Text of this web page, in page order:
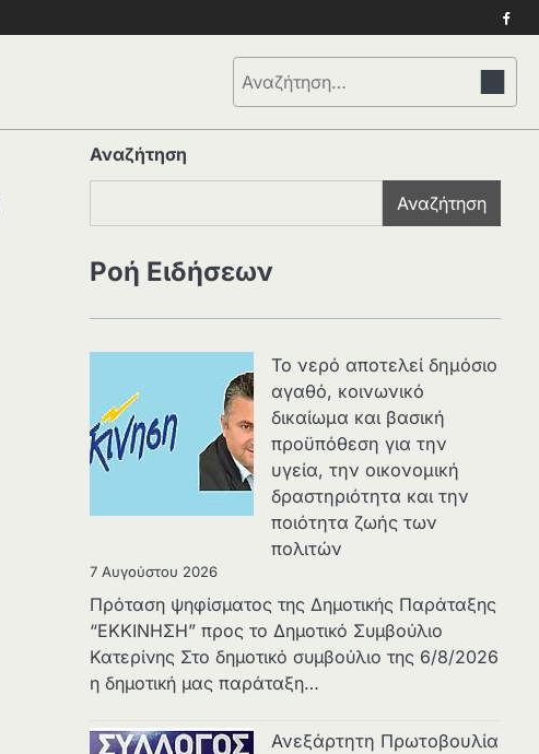
Αναζήτηση
για:
Αναζήτηση
Αναζήτηση
Ροή Ειδήσεων
Το νερό αποτελεί δημόσιο
αγαθό, κοινωνικό
δικαίωμα και βασική
προϋπόθεση για την
υγεία, την οικονομική
δραστηριότητα και την
ποιότητα ζωής των
πολιτών
7 Αυγούστου 2026
Πρόταση ψηφίσματος της Δημοτικής Παράταξης
“ΕΚΚΙΝΗΣΗ” προς το Δημοτικό Συμβούλιο
Κατερίνης Στο δημοτικό συμβούλιο της 6/8/2026
η δημοτική μας παράταξη…
Ανεξάρτητη Πρωτοβουλία